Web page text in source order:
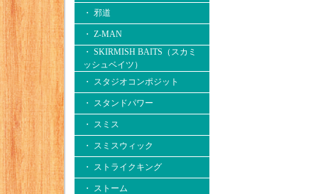
・ 邪道
・ Z-MAN
・ SKIRMISH BAITS（スカミ
ッシュベイツ）
・ スタジオコンポジット
・ スタンドパワー
・ スミス
・ スミスウィック
・ ストライクキング
・ ストーム